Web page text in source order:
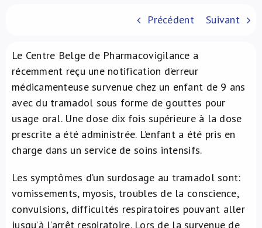
NL
Précédent Suivant
Le Centre Belge de Pharmacovigilance a
récemment reçu une notification d’erreur
médicamenteuse survenue chez un enfant de 9 ans
avec du tramadol sous forme de gouttes pour
usage oral. Une dose dix fois supérieure à la dose
prescrite a été administrée. L’enfant a été pris en
charge dans un service de soins intensifs.
Les symptômes d’un surdosage au tramadol sont:
vomissements, myosis, troubles de la conscience,
convulsions, difficultés respiratoires pouvant aller
jusqu’à l’arrêt respiratoire. Lors de la survenue de